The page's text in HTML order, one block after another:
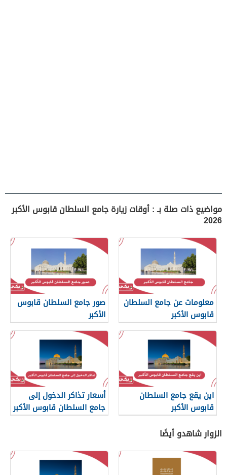
مواضيع ذات صلة بـ : أوقات زيارة جامع السلطان قابوس الأكبر
2026
معلومات عن جامع السلطان
قابوس الأكبر
صور جامع السلطان قابوس
الأكبر
اين يقع جامع السلطان
قابوس الأكبر
أسعار تذاكر الدخول إلى
جامع السلطان قابوس الأكبر
الزوار شاهدو أيضًا